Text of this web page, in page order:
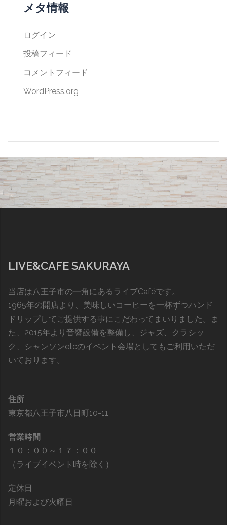
メタ情報
ログイン
投稿フィード
コメントフィード
WordPress.org
LIVE&CAFE SAKURAYA
当店は八王子市の一角にあるライブCaféです。
1965年の開店より、美味しいコーヒーを一杯ずつハンド
ドリップしてご提供する事にこだわってまいりました。ま
た、2015年より音響設備を整備し、ジャズ、クラシッ
ク、シャンソンetcのイベント会場としてもご利用いただ
いております。
住所
東京都八王子市八日町10-11
営業時間
１０：００～１７：００
（ライブイベント時を除く）
定休日
月曜および火曜日